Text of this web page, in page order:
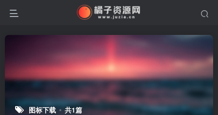
图标下载 共1篇